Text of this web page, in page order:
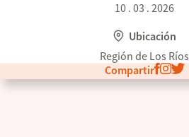
10 . 03 . 2026
Ubicación
Región de Los Ríos
Compartir